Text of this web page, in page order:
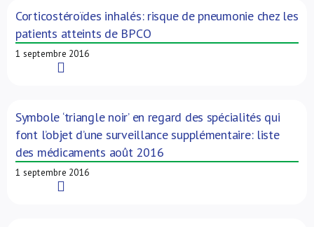
Corticostéroïdes inhalés: risque de pneumonie chez les
patients atteints de BPCO
1 septembre 2016
Symbole ‘triangle noir’ en regard des spécialités qui
font l’objet d’une surveillance supplémentaire: liste
des médicaments août 2016
1 septembre 2016